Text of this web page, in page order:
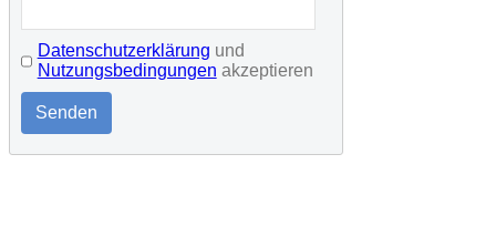
Datenschutzerklärung und
Nutzungsbedingungen akzeptieren
Senden